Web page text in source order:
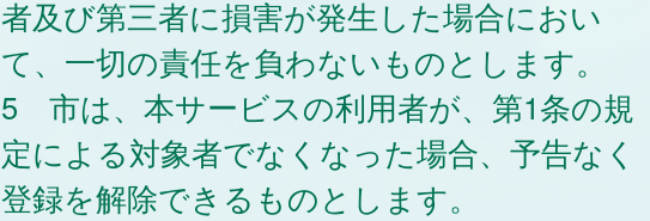
者及び第三者に損害が発生した場合におい
て、一切の責任を負わないものとします。
5 市は、本サービスの利用者が、第1条の規
定による対象者でなくなった場合、予告なく
登録を解除できるものとします。